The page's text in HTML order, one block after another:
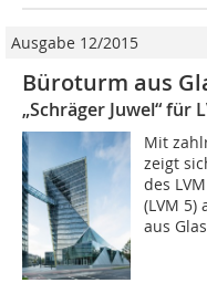
Ausgabe 12/2015
Büroturm aus
„Schräger Juwel“ für
Mit
zeigt
des
(LVM
aus